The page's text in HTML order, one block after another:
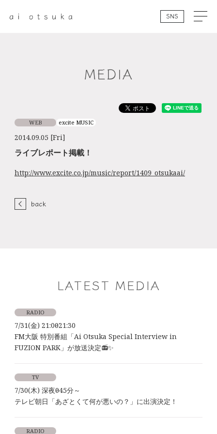
SNS
MEDIA
2014.09.05 [Fri]
WEB excite MUSIC
ライブレポート掲載！
http://www.excite.co.jp/music/report/1409_otsukaai/
back
LATEST MEDIA
RADIO
7/31(金) 21:00～21:30
FM大阪 特別番組「Ai Otsuka Special Interview in
FUZION PARK」が放送決定📻✨
TV
7/30(木) 深夜0時45分～
テレビ朝日「あざとくて何が悪いの？」に出演決定！
RADIO